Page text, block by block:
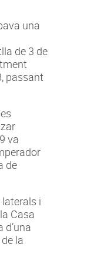
una
de 3 de
passant
va
de
laterals i
Casa
la